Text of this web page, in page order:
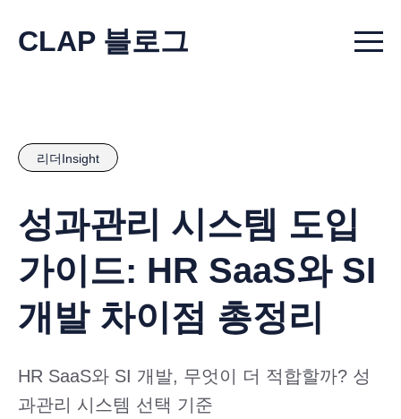
CLAP 블로그 Menu
리더Insight
성과관리 시스템 도입
가이드: HR SaaS와 SI
개발 차이점 총정리
HR SaaS와 SI 개발, 무엇이 더 적합할까? 성
과관리 시스템 선택 기준